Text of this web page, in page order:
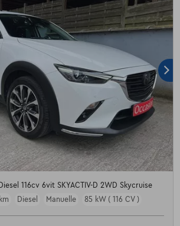
116cv 6vit SKYACTIV-D 2WD Skycruise
Diesel Manuelle 85 kW ( 116 CV )